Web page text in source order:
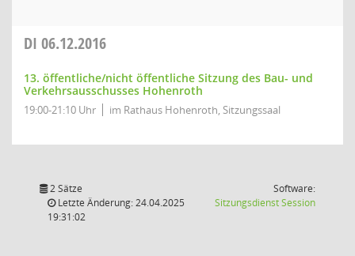
DI 06.12.2016
13. öffentliche/nicht öffentliche Sitzung des Bau- und
Verkehrsausschusses Hohenroth
19:00-21:10 Uhr im Rathaus Hohenroth, Sitzungssaal
2 Sätze
Letzte Änderung: 24.04.2025
19:31:02
Software:
SitzungsdienstSession(Wird in